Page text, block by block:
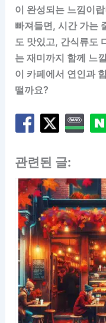
이 완성되는 느낌이
빠져들면, 시간 가는
도 맛있고, 간식류도
는 재미까지 함께 느
이 카페에서 연인과
떨까요?
관련된 글: